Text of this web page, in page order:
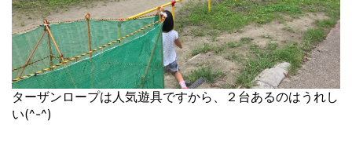
ターザンロープは人気遊具ですから、２台あるのはうれし
い(^-^)